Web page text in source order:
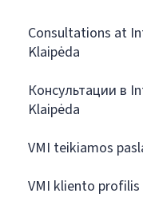
Consultations at
Klaipėda
Консультации в
Klaipėda
VMI teikiamos
VMI kliento profilis